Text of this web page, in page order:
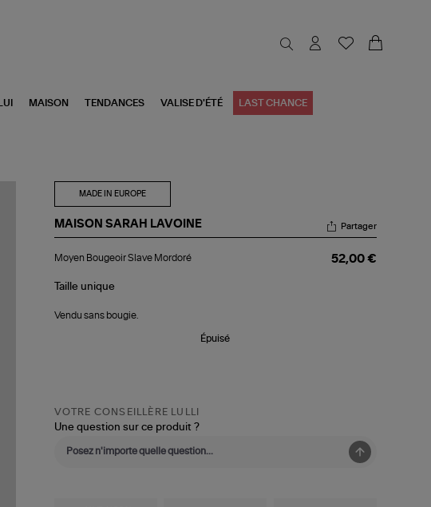
LUI MAISON TENDANCES VALISE D'ÉTÉ LAST CHANCE
MADE IN EUROPE
MAISON SARAH LAVOINE
Bougeoir
Mordoré
Partager
Moyen Bougeoir Slave Mordoré 52,00 €
Taille unique
Vendu sans bougie.
Épuisé
VOTRE CONSEILLÈRE LULLI
Une question sur ce produit ?